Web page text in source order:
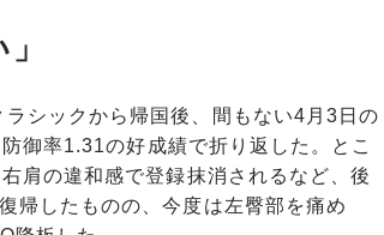
シックから帰国後、間もない4月3日の
御率1.31の好成績で折り返した。とこ
肩の違和感で登録抹消されるなど、後
帰したものの、今度は左臀部を痛め